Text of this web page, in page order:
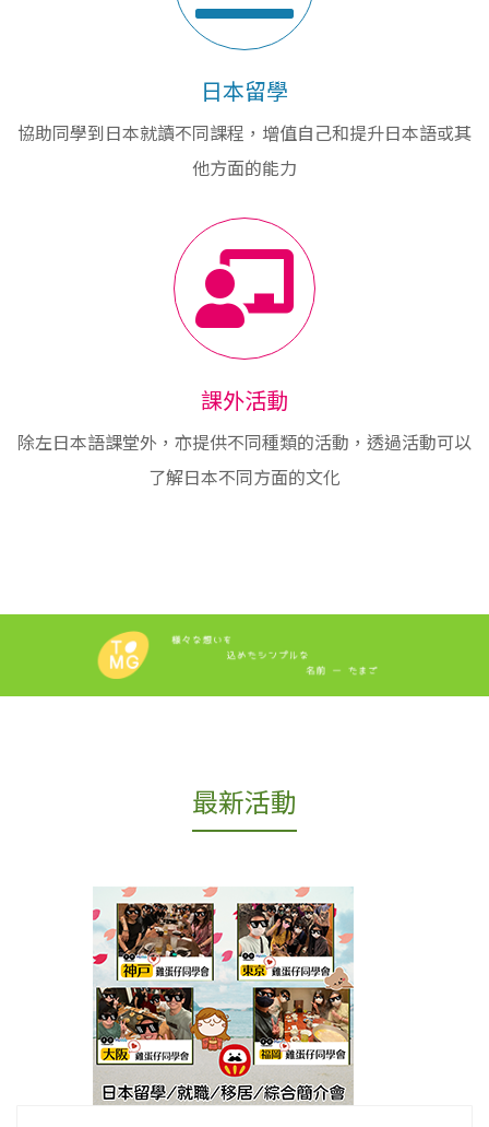
日本留學
協助同學到日本就讀不同課程，增值自己和提升日本語或其
他方面的能力
課外活動
除左日本語課堂外，亦提供不同種類的活動，透過活動可以
了解日本不同方面的文化
最新活動